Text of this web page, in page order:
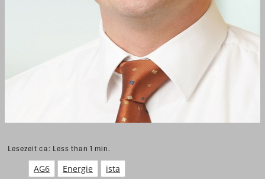
Lesezeit ca: Less than 1 min.
AG6 Energie ista